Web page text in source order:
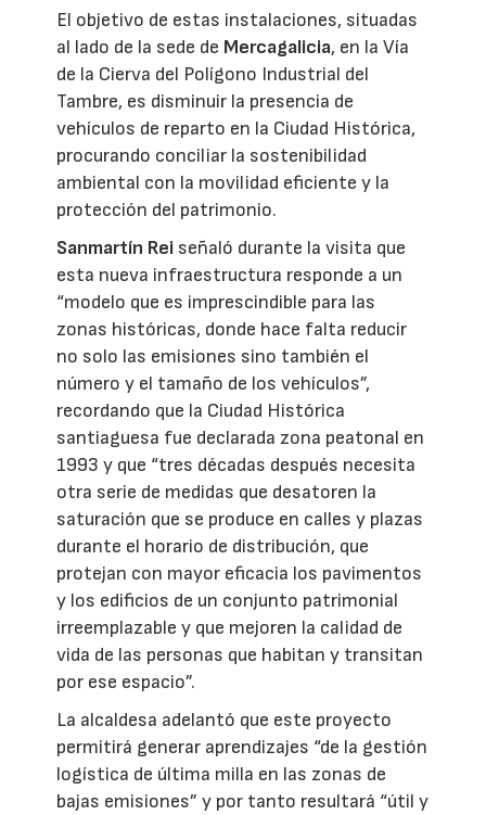
El objetivo de estas instalaciones, situadas
al lado de la sede de Mercagalicia, en la Vía
de la Cierva del Polígono Industrial del
Tambre, es disminuir la presencia de
vehículos de reparto en la Ciudad Histórica,
procurando conciliar la sostenibilidad
ambiental con la movilidad eficiente y la
protección del patrimonio.
Sanmartín Rei señaló durante la visita que
esta nueva infraestructura responde a un
“modelo que es imprescindible para las
zonas históricas, donde hace falta reducir
no solo las emisiones sino también el
número y el tamaño de los vehículos”,
recordando que la Ciudad Histórica
santiaguesa fue declarada zona peatonal en
1993 y que “tres décadas después necesita
otra serie de medidas que desatoren la
saturación que se produce en calles y plazas
durante el horario de distribución, que
protejan con mayor eficacia los pavimentos
y los edificios de un conjunto patrimonial
irreemplazable y que mejoren la calidad de
vida de las personas que habitan y transitan
por ese espacio”.
La alcaldesa adelantó que este proyecto
permitirá generar aprendizajes “de la gestión
logística de última milla en las zonas de
bajas emisiones” y por tanto resultará “útil y